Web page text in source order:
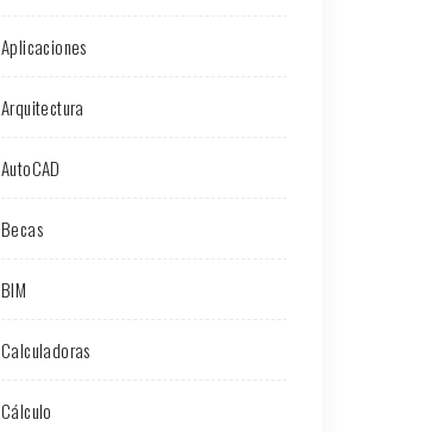
Aplicaciones
Arquitectura
AutoCAD
Becas
BIM
Calculadoras
Cálculo